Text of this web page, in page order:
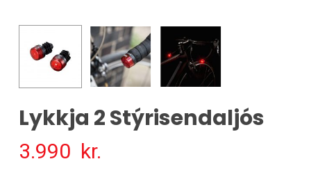
Lykkja 2 Stýrisendaljós
3.990 kr.